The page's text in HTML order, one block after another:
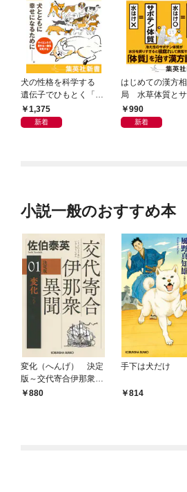
犬の性格を科学する
遺伝子でひもとく「最
良の友」の進化
1,375
新着
はじめての漢方
局 水草体質とサ
ン体質
990
新着
小説一般のおすすめ本
変化（へんげ） 決定
版～交代寄合伊那衆異
聞（1）～
880
手下は犬だけ
814